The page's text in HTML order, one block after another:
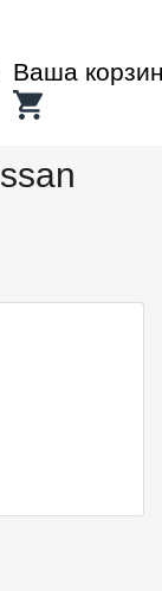
Ваша